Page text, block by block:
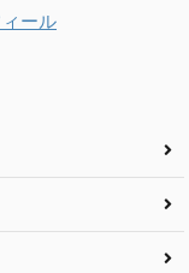
ール